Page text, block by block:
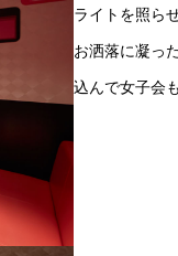
ライトを照ら
お洒落に凝っ
込んで女子会